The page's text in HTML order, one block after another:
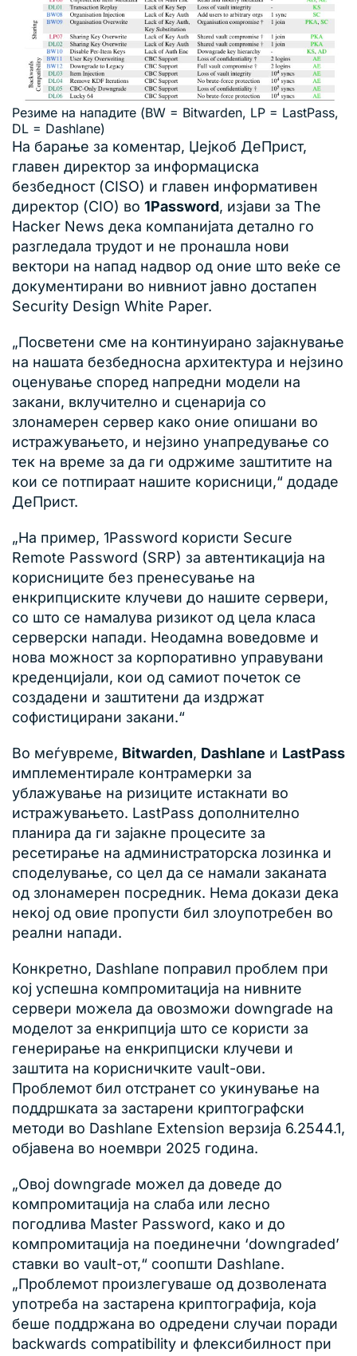
Резиме на нападите (BW = Bitwarden, LP = LastPass,
DL = Dashlane)
На барање за коментар, Џејкоб ДеПрист,
главен директор за информациска
безбедност (CISO) и главен информативен
директор (CIO) во 1Password, изјави за The
Hacker News дека компанијата детално го
разгледала трудот и не пронашла нови
вектори на напад надвор од оние што веќе се
документирани во нивниот јавно достапен
Security Design White Paper.
„Посветени сме на континуирано зајакнување
на нашата безбедносна архитектура и нејзино
оценување според напредни модели на
закани, вклучително и сценарија со
злонамерен сервер како оние опишани во
истражувањето, и нејзино унапредување со
тек на време за да ги одржиме заштитите на
кои се потпираат нашите корисници,“ додаде
ДеПрист.
„На пример, 1Password користи Secure
Remote Password (SRP) за автентикација на
корисниците без пренесување на
енкрипциските клучеви до нашите сервери,
со што се намалува ризикот од цела класа
серверски напади. Неодамна воведовме и
нова можност за корпоративно управувани
креденцијали, кои од самиот почеток се
создадени и заштитени да издржат
софистицирани закани.“
Во меѓувреме, Bitwarden, Dashlane и LastPass
имплементирале контрамерки за
ублажување на ризиците истакнати во
истражувањето. LastPass дополнително
планира да ги зајакне процесите за
ресетирање на администраторска лозинка и
споделување, со цел да се намали заканата
од злонамерен посредник. Нема докази дека
некој од овие пропусти бил злоупотребен во
реални напади.
Конкретно, Dashlane поправил проблем при
кој успешна компромитација на нивните
сервери можела да овозможи downgrade на
моделот за енкрипција што се користи за
генерирање на енкрипциски клучеви и
заштита на корисничките vault-ови.
Проблемот бил отстранет со укинување на
поддршката за застарени криптографски
методи во Dashlane Extension верзија 6.2544.1,
објавена во ноември 2025 година.
„Овој downgrade можел да доведе до
компромитација на слаба или лесно
погодлива Master Password, како и до
компромитација на поединечни ‘downgraded’
ставки во vault-от,“ соопшти Dashlane.
„Проблемот произлегуваше од дозволената
употреба на застарена криптографија, која
беше поддржана во одредени случаи поради
backwards compatibility и флексибилност при